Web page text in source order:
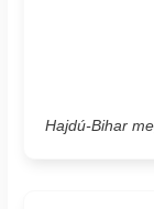
Hajdú-Bihar